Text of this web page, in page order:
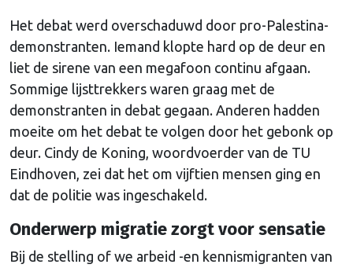
Het debat werd overschaduwd door pro-Palestina-
demonstranten. Iemand klopte hard op de deur en
liet de sirene van een megafoon continu afgaan.
Sommige lijsttrekkers waren graag met de
demonstranten in debat gegaan. Anderen hadden
moeite om het debat te volgen door het gebonk op
deur. Cindy de Koning, woordvoerder van de TU
Eindhoven, zei dat het om vijftien mensen ging en
dat de politie was ingeschakeld.
Onderwerp migratie zorgt voor sensatie
Bij de stelling of we arbeid -en kennismigranten van